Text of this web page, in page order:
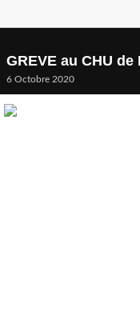
GREVE au CHU de
6 Octobre 2020